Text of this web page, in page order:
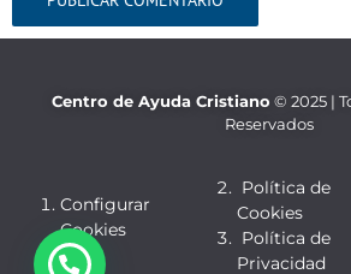
Centro de Ayuda Cristiano © 2025 |
Reservados
Configurar
Cookies
Política de
Cookies
Política de
Privacidad